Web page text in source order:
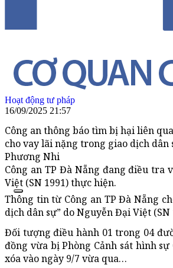
Hoạt động tư pháp
16/09/2025 21:57
Công an thông báo tìm bị hại liên
cho vay lãi nặng trong giao dịch dân
Phương Nhi
Công an TP Đà Nẵng đang điều tra
Việt (SN 1991) thực hiện.
Thông tin từ Công an TP Đà Nẵng
dịch dân sự” do Nguyễn Đại Việt
Đối tượng điều hành 01 trong 04
đồng vừa bị Phòng Cảnh sát hình
xóa vào ngày 9/7 vừa qua…